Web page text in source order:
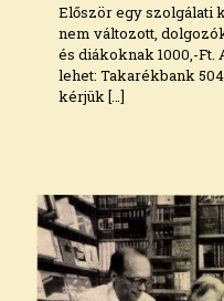
Először egy szolgálati
nem változott,
és diákoknak 1000,-Ft.
lehet: Takarékbank
kérjük […]